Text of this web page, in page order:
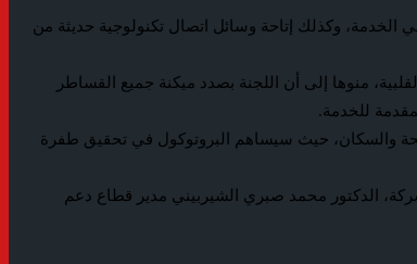
الخدمة، وكذلك إتاحة وسائل اتصال تكنولوجية حديثة من
منوها إلى أن اللجنة بصدد ميكنة جميع القساطر
للخدمة.
والسكان، حيث سيساهم البروتوكول في تحقيق طفرة
الدكتور محمد صبري الشيربيني مدير قطاع دعم